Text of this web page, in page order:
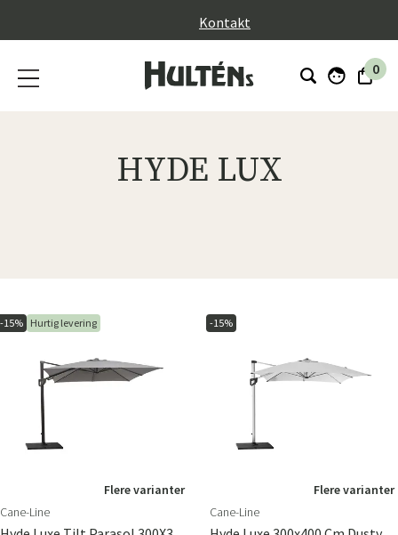
Kontakt
0
HYDE LUX
-15% Hurtig levering
Flere varianter
Cane-Line
-15%
Flere varianter
Cane-Line